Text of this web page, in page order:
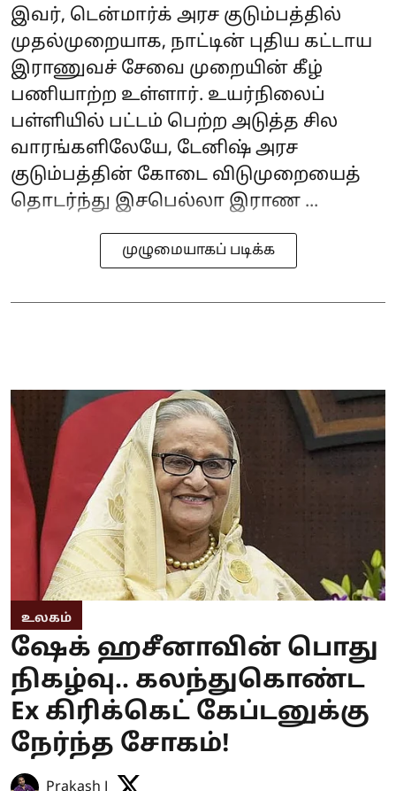
இவர், டென்மார்க் அரச குடும்பத்தில்
முதல்முறையாக, நாட்டின் புதிய கட்டாய
இராணுவச் சேவை முறையின் கீழ்
பணியாற்ற உள்ளார். உயர்நிலைப்
பள்ளியில் பட்டம் பெற்ற அடுத்த சில
வாரங்களிலேயே, டேனிஷ் அரச
குடும்பத்தின் கோடை விடுமுறையைத்
தொடர்ந்து இசபெல்லா இராண ...
முழுமையாகப் படிக்க
உலகம்
ஷேக் ஹசீனாவின் பொது
நிகழ்வு.. கலந்துகொண்ட
Ex கிரிக்கெட் கேப்டனுக்கு
நேர்ந்த சோகம்!